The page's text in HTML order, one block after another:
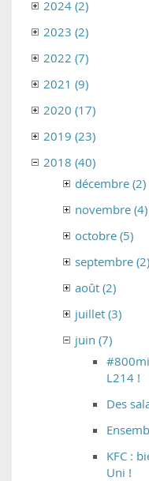
2024 (2)
2023 (2)
2022 (7)
2021 (9)
2020 (17)
2019 (23)
2018 (40)
décembre (2)
novembre (4)
octobre (5)
septembre (2)
août (2)
juillet (3)
juin (7)
L214 !
Des
KFC :
Uni !